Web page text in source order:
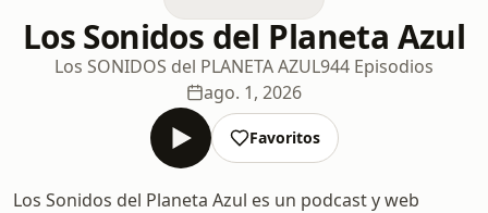
Los Sonidos del Planeta Azul
Los SONIDOS del PLANETA AZUL944 Episodios
ago. 1, 2026
Favoritos
Los Sonidos del Planeta Azul es un podcast y web